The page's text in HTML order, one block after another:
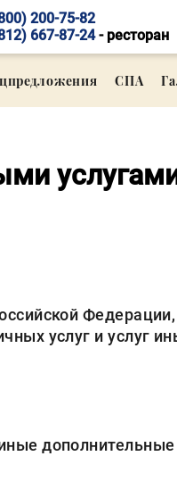
200-75-82
667-87-24- ресторан
СПА
услуг и услуг
дополнительные